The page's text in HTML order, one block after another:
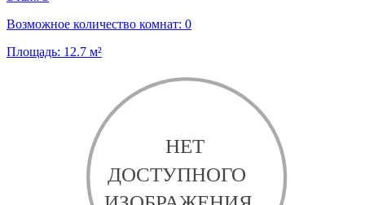
Возможное количество комнат: 0
Площадь: 12.7 м²